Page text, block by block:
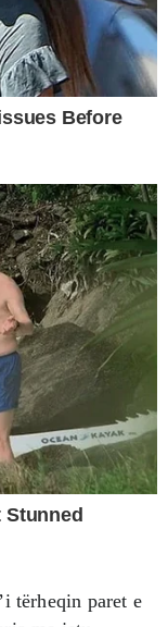
tërheqin paret e